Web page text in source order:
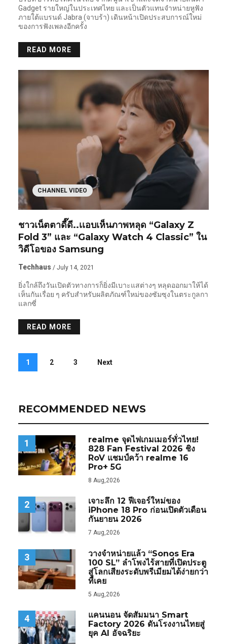
Gadget รายใหญ่ในประเทศไทย และเป็นตัวแทนจำหน่ายหูฟัง
ภายใต้แบรนด์ Jabra (จาบร้า) เดินหน้าเปิดประสบการณ์ใหม่
ของการฟังเพลงอีกครั้ง
READ MORE
CHANNEL VIDEO
ชาวเน็ตตาดี๊ดี..เเอบเห็นภาพหลุด “Galaxy Z
Fold 3” และ “Galaxy Watch 4 Classic” ใน
วิดีโอของ Samsung
Techhaus / July 14, 2021
ยิ่งใกล้ถึงวันเปิดตัวทางการก็ยิ่งมีเบาะแสต่างๆ หลุดออกมาให้ได้
เห็นกันเรื่อย ๆ ครับสำหรับผลิตภัณฑ์ใหม่ของซัมซุงในตระกูลกา
แลกซี่
READ MORE
1 2 3 Next
RECOMMENDED NEWS
1
realme จุดไฟเกมเมอร์ทั่วไทย!
828 Fan Festival 2026 ชิง
RoV แชมป์คว้า realme 16
Pro+ 5G
8 Aug,2026
2
เจาะลึก 12 ฟีเจอร์ใหม่ของ
iPhone 18 Pro ก่อนเปิดตัวเดือน
กันยายน 2026
7 Aug,2026
3
วางจำหน่ายแล้ว “Sonos Era
100 SL” ลำโพงไร้สายที่เปิดประตู
สู่โลกเสียงระดับพรีเมียมได้ง่ายกว่า
ที่เคย
5 Aug,2026
4
แคนนอน จัดสัมมนา Smart
Factory 2026 ดันโรงงานไทยสู่
ยุค AI อัจฉริยะ